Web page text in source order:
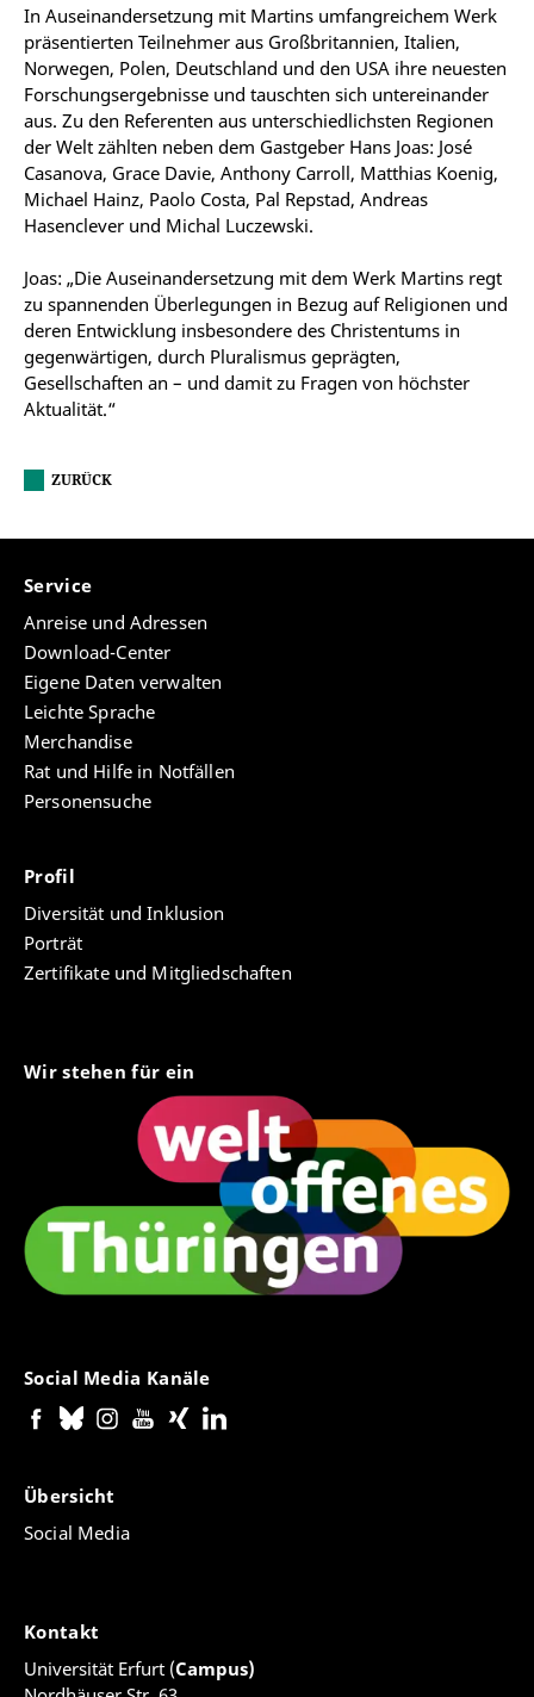
In Auseinandersetzung mit Martins umfangreichem Werk
präsentierten Teilnehmer aus Großbritannien, Italien,
Norwegen, Polen, Deutschland und den USA ihre neuesten
Forschungsergebnisse und tauschten sich untereinander
aus. Zu den Referenten aus unterschiedlichsten Regionen
der Welt zählten neben dem Gastgeber Hans Joas: José
Casanova, Grace Davie, Anthony Carroll, Matthias Koenig,
Michael Hainz, Paolo Costa, Pal Repstad, Andreas
Hasenclever und Michal Luczewski.
Joas: „Die Auseinandersetzung mit dem Werk Martins regt
zu spannenden Überlegungen in Bezug auf Religionen und
deren Entwicklung insbesondere des Christentums in
gegenwärtigen, durch Pluralismus geprägten,
Gesellschaften an – und damit zu Fragen von höchster
Aktualität.“
ZURÜCK
Service
Anreise und Adressen
Download-Center
Eigene Daten verwalten
Leichte Sprache
Merchandise
Rat und Hilfe in Notfällen
Personensuche
Profil
Diversität und Inklusion
Porträt
Zertifikate und Mitgliedschaften
Wir stehen für ein
Social Media Kanäle
Übersicht
Social Media
Kontakt
Universität Erfurt (Campus)